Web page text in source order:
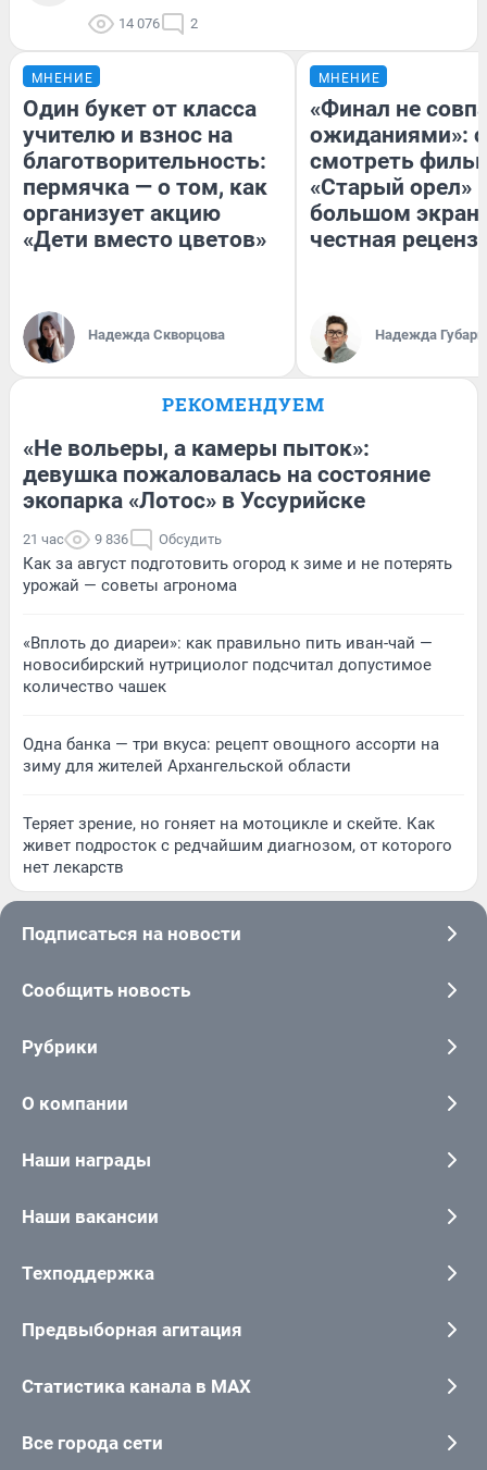
14 076 2
МНЕНИЕ
Один букет от класса
учителю и взнос на
благотворительность:
пермячка — о том, как
организует акцию
«Дети вместо цветов»
Надежда Скворцова
МНЕНИЕ
«Финал не
ожиданиями»:
смотреть
«Старый орел»
большом
честная
Надежда Губарь
РЕКОМЕНДУЕМ
«Не вольеры, а камеры пыток»:
девушка пожаловалась на состояние
экопарка «Лотос» в Уссурийске
21 час 9 836 Обсудить
Как за август подготовить огород к зиме и не потерять
урожай — советы агронома
«Вплоть до диареи»: как правильно пить иван-чай —
новосибирский нутрициолог подсчитал допустимое
количество чашек
Одна банка — три вкуса: рецепт овощного ассорти на
зиму для жителей Архангельской области
Теряет зрение, но гоняет на мотоцикле и скейте. Как
живет подросток с редчайшим диагнозом, от которого
нет лекарств
Подписаться на новости
Сообщить новость
Рубрики
О компании
Наши награды
Наши вакансии
Техподдержка
Предвыборная агитация
Статистика канала в MAX
Все города сети